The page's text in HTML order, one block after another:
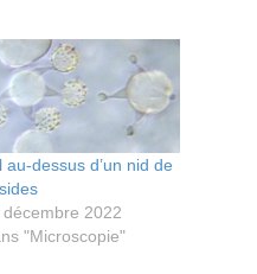
au-dessus d’un nid de
décembre 2022
"Microscopie"